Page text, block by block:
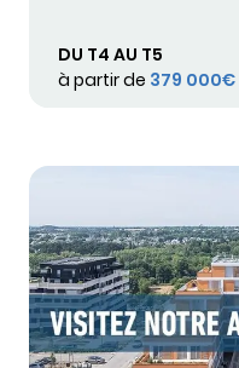
DU T4 AU T5
à partir de 379 000€